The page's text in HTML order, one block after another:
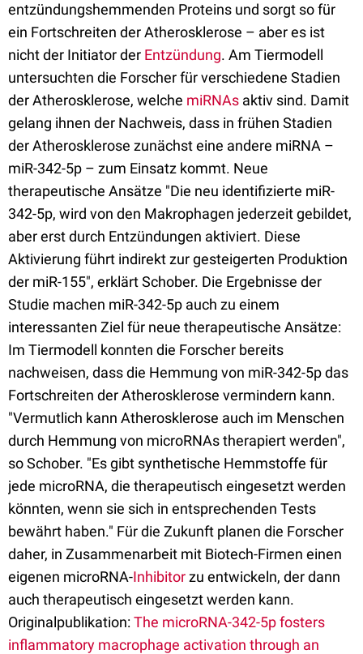
entzündungshemmenden Proteins und sorgt so für
ein Fortschreiten der Atherosklerose – aber es ist
nicht der Initiator der Entzündung. Am Tiermodell
untersuchten die Forscher für verschiedene Stadien
der Atherosklerose, welche miRNAs aktiv sind. Damit
gelang ihnen der Nachweis, dass in frühen Stadien
der Atherosklerose zunächst eine andere miRNA –
miR-342-5p – zum Einsatz kommt. Neue
therapeutische Ansätze "Die neu identifizierte miR-
342-5p, wird von den Makrophagen jederzeit gebildet,
aber erst durch Entzündungen aktiviert. Diese
Aktivierung führt indirekt zur gesteigerten Produktion
der miR-155", erklärt Schober. Die Ergebnisse der
Studie machen miR-342-5p auch zu einem
interessanten Ziel für neue therapeutische Ansätze:
Im Tiermodell konnten die Forscher bereits
nachweisen, dass die Hemmung von miR-342-5p das
Fortschreiten der Atherosklerose vermindern kann.
"Vermutlich kann Atherosklerose auch im Menschen
durch Hemmung von microRNAs therapiert werden",
so Schober. "Es gibt synthetische Hemmstoffe für
jede microRNA, die therapeutisch eingesetzt werden
könnten, wenn sie sich in entsprechenden Tests
bewährt haben." Für die Zukunft planen die Forscher
daher, in Zusammenarbeit mit Biotech-Firmen einen
eigenen microRNA-Inhibitorzu entwickeln, der dann
auch therapeutisch eingesetzt werden kann.
Originalpublikation:The microRNA-342-5p fosters
inflammatory macrophage activation through an